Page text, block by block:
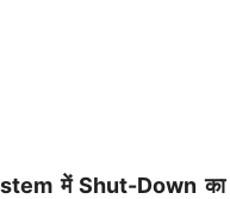
में Shut-Down का